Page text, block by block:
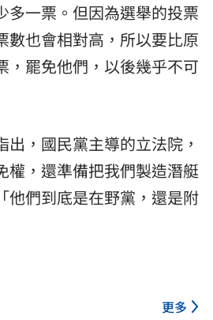
多一票。但因為選舉的投票
數也會相對高，所以要比原
，罷免他們，以後幾乎不可
出，國民黨主導的立法院，
權，還準備把我們製造潛艇
他們到底是在野黨，還是附
更多